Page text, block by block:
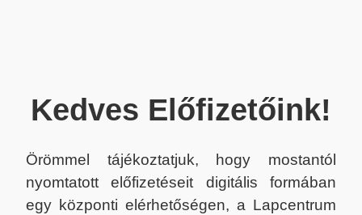
Kedves Előfizetőink!
Örömmel tájékoztatjuk, hogy mostantól
nyomtatott előfizetéseit digitális formában
egy központi elérhetőségen, a Lapcentrum